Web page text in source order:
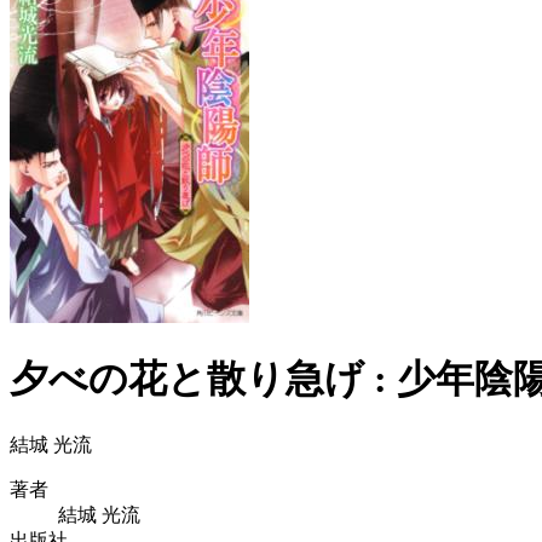
夕べの花と散り急げ : 少年陰
結城 光流
著者
結城 光流